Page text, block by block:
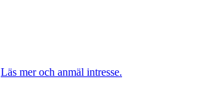
Läs mer och anmäl intresse.